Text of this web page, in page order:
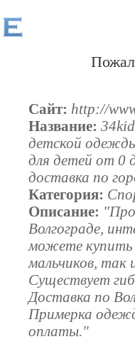
Сайт: http://
Название:
детской
для детей от 0
доставка по
Категория:
Описание:
Волгограде,
можете купить
мальчиков, так
Существует
Доставка по
Примерка
оплаты."